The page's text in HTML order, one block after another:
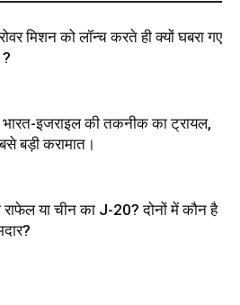
मिशन को लॉन्च करते ही क्यों घबरा गए
?
इजराइल की तकनीक का ट्रायल,
बड़ी करामात।
राफेल या चीन का J-20? दोनों में कौन है